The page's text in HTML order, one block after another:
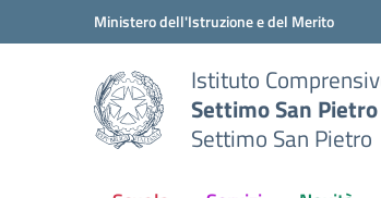
Vai ai contenuti
Vai al menu di navigazioneMinistero dell'Istruzione e del Merito
Istituto
Settimo San Pietro
Settimo San Pietro